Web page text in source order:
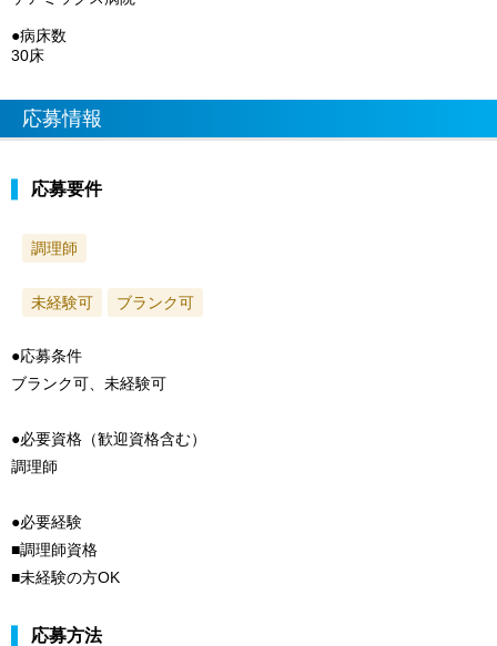
●病床数
30床
応募情報
応募要件
調理師
未経験可 ブランク可
●応募条件
ブランク可、未経験可
●必要資格（歓迎資格含む）
調理師
●必要経験
■調理師資格
■未経験の方OK
応募方法